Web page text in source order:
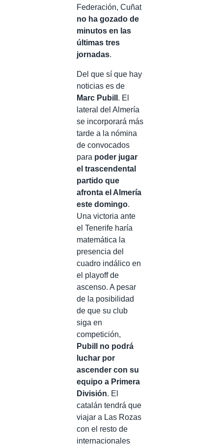
Federación, Cuñat
no ha gozado de
minutos en las
últimas tres
jornadas.
Del que sí que hay
noticias es de
Marc Pubill . El
lateral del Almería
se incorporará más
tarde a la nómina
de convocados
para poder jugar
el trascendental
partido que
afronta el Almería
este domingo.
Una victoria ante
el Tenerife haría
matemática la
presencia del
cuadro indálico en
el playoff de
ascenso. A pesar
de la posibilidad
de que su club
siga en
competición,
Pubill no podrá
luchar por
ascender con su
equipo a Primera
División. El
catalán tendrá que
viajar a Las Rozas
con el resto de
internacionales